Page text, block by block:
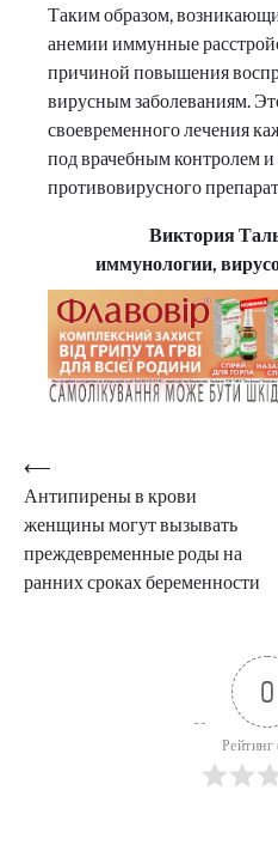
Таким образом,
анемии иммунные
причиной повышения
вирусным заболеваниям.
своевременного лечения
под врачебным контролем
противовирусного
Виктория
иммунологии,
Навигация
по
записям
⟵
Антипирены в крови
женщины могут вызывать
преждевременные роды на
ранних сроках беременности
0
Рейтинг